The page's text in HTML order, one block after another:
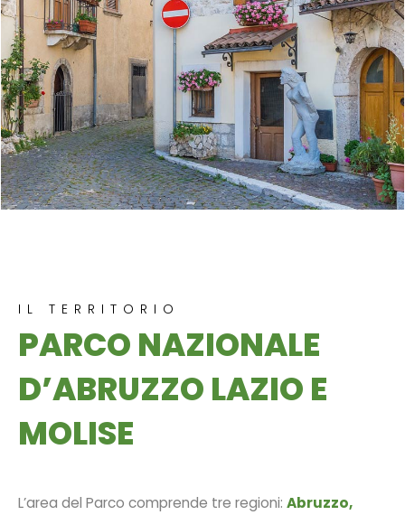
IL TERRITORIO
PARCO NAZIONALE
D’ABRUZZO LAZIO E
MOLISE
L’area del Parco comprende tre regioni: Abruzzo,